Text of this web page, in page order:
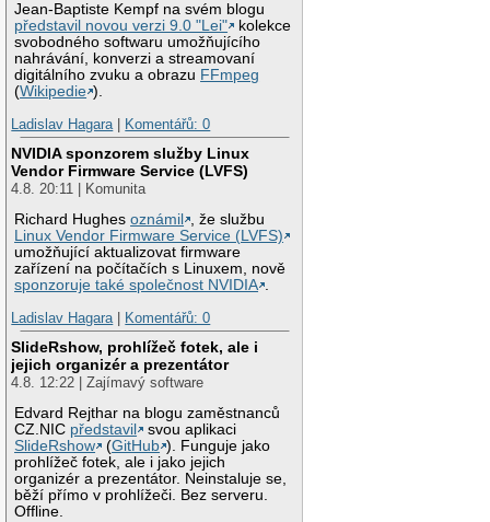
Jean-Baptiste Kempf na svém blogu
představil novou verzi 9.0 "Lei"
kolekce
svobodného softwaru umožňujícího
nahrávání, konverzi a streamovaní
digitálního zvuku a obrazu FFmpeg
(Wikipedie ).
Ladislav Hagara| Komentářů: 0
NVIDIA sponzorem služby Linux
Vendor Firmware Service (LVFS)
4.8. 20:11 | Komunita
Richard Hughesoznámil
, že službu
Linux Vendor Firmware Service (LVFS)
umožňující aktualizovat firmware
zařízení na počítačích s Linuxem, nově
sponzoruje také společnost NVIDIA .
Ladislav Hagara| Komentářů: 0
SlideRshow, prohlížeč fotek, ale i
jejich organizér a prezentátor
4.8. 12:22 | Zajímavý software
Edvard Rejthar na blogu zaměstnanců
CZ.NIC představil
svou aplikaci
SlideRshow
(GitHub ). Funguje jako
prohlížeč fotek, ale i jako jejich
organizér a prezentátor. Neinstaluje se,
běží přímo v prohlížeči. Bez serveru.
Offline.